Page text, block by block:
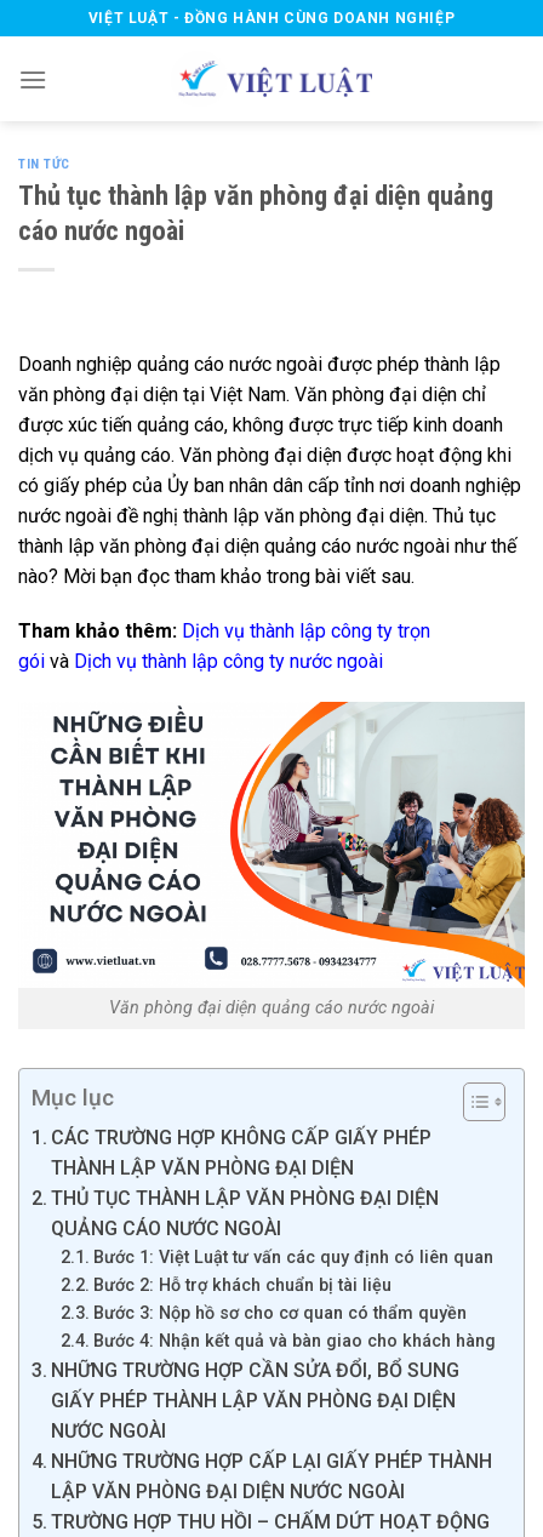
to
content
VIỆT LUẬT - ĐỒNG HÀNH CÙNG DOANH NGHIỆP
TIN TỨC
Thủ tục thành lập văn phòng đại diện quảng
cáo nước ngoài
Doanh nghiệp quảng cáo nước ngoài được phép thành lập
văn phòng đại diện tại Việt Nam. Văn phòng đại diện chỉ
được xúc tiến quảng cáo, không được trực tiếp kinh doanh
dịch vụ quảng cáo. Văn phòng đại diện được hoạt động khi
có giấy phép của Ủy ban nhân dân cấp tỉnh nơi doanh nghiệp
nước ngoài đề nghị thành lập văn phòng đại diện. Thủ tục
thành lập văn phòng đại diện quảng cáo nước ngoài như thế
nào? Mời bạn đọc tham khảo trong bài viết sau.
Tham khảo thêm: Dịch vụ thành lập công ty trọn
gói và Dịch vụ thành lập công ty nước ngoài
Văn phòng đại diện quảng cáo nước ngoài
Mục lục
CÁC TRƯỜNG HỢP KHÔNG CẤP GIẤY PHÉP
THÀNH LẬP VĂN PHÒNG ĐẠI DIỆN
THỦ TỤC THÀNH LẬP VĂN PHÒNG ĐẠI DIỆN
QUẢNG CÁO NƯỚC NGOÀI
Bước 1: Việt Luật tư vấn các quy định có liên quan
Bước 2: Hỗ trợ khách chuẩn bị tài liệu
Bước 3: Nộp hồ sơ cho cơ quan có thẩm quyền
Bước 4: Nhận kết quả và bàn giao cho khách hàng
NHỮNG TRƯỜNG HỢP CẦN SỬA ĐỔI, BỔ SUNG
GIẤY PHÉP THÀNH LẬP VĂN PHÒNG ĐẠI DIỆN
NƯỚC NGOÀI
NHỮNG TRƯỜNG HỢP CẤP LẠI GIẤY PHÉP THÀNH
LẬP VĂN PHÒNG ĐẠI DIỆN NƯỚC NGOÀI
TRƯỜNG HỢP THU HỒI – CHẤM DỨT HOẠT ĐỘNG